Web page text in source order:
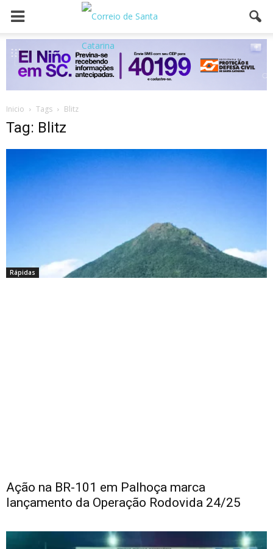
Inicio Tags Blitz
Tag: Blitz
Rápidas
Ação na BR-101 em Palhoça marca
lançamento da Operação Rodovida 24/25